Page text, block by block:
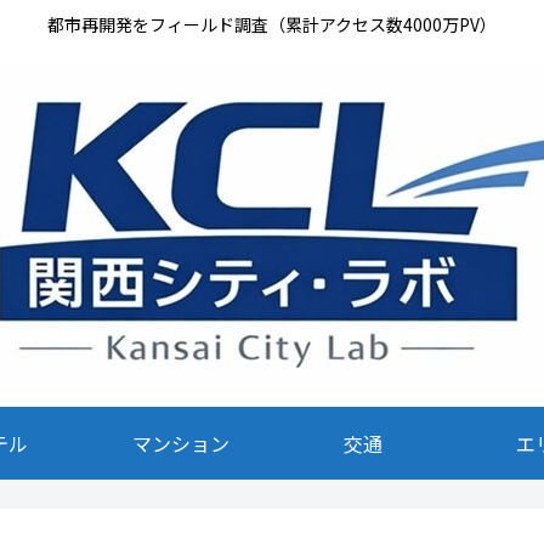
都市再開発をフィールド調査（累計アクセス数4000万PV）
ル マンション 交通 エ